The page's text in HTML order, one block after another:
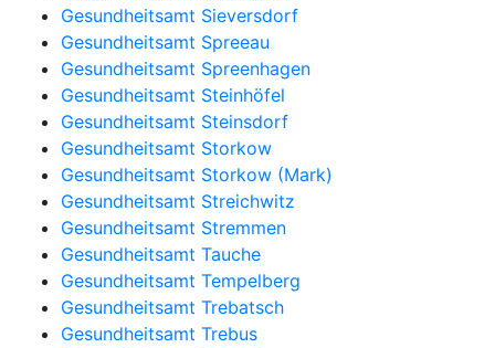
Gesundheitsamt Sieversdorf
Gesundheitsamt Spreeau
Gesundheitsamt Spreenhagen
Gesundheitsamt Steinhöfel
Gesundheitsamt Steinsdorf
Gesundheitsamt Storkow
Gesundheitsamt Storkow (Mark)
Gesundheitsamt Streichwitz
Gesundheitsamt Stremmen
Gesundheitsamt Tauche
Gesundheitsamt Tempelberg
Gesundheitsamt Trebatsch
Gesundheitsamt Trebus